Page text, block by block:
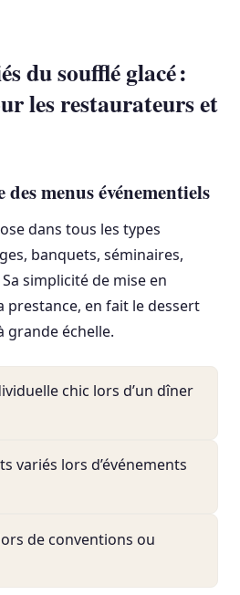
du soufflé glacé :
les restaurateurs et
menus événementiels
dans tous les types
banquets, séminaires,
simplicité de mise en
prestance, en fait le dessert
grande échelle.
chic lors d’un dîner
variés lors d’événements
de conventions ou